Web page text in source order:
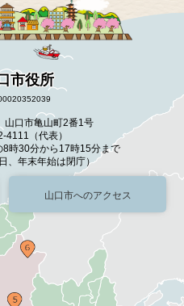
市役所
口市亀山町2番1号
4111（代表）
8時30分から17時15分まで
、年末年始は閉庁）
山口市へのアクセス